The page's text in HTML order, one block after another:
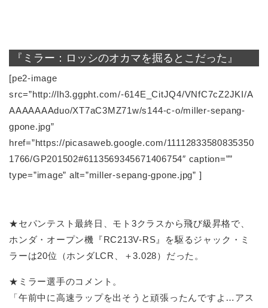
『ミラー：ロッシのオカマを掘るとこだった』
[pe2-image
src=”http://lh3.ggpht.com/-614E_CitJQ4/VNfC7cZ2JKI/A
AAAAAAAduo/XT7aC3MZ71w/s144-c-o/miller-sepang-
gpone.jpg”
href=”https://picasaweb.google.com/11112833580835350
1766/GP201502#6113569345671406754″ caption=””
type=”image” alt=”miller-sepang-gpone.jpg” ]
★セパンテスト最終日、モト3クラスから飛び級昇格で、
ホンダ・オープン機『RC213V-RS』を駆るジャック・ミ
ラーは20位（ホンダLCR、＋3.028）だった。
★ミラー選手のコメント。
「午前中に高速ラップを出そうと頑張ったんですよ…アス